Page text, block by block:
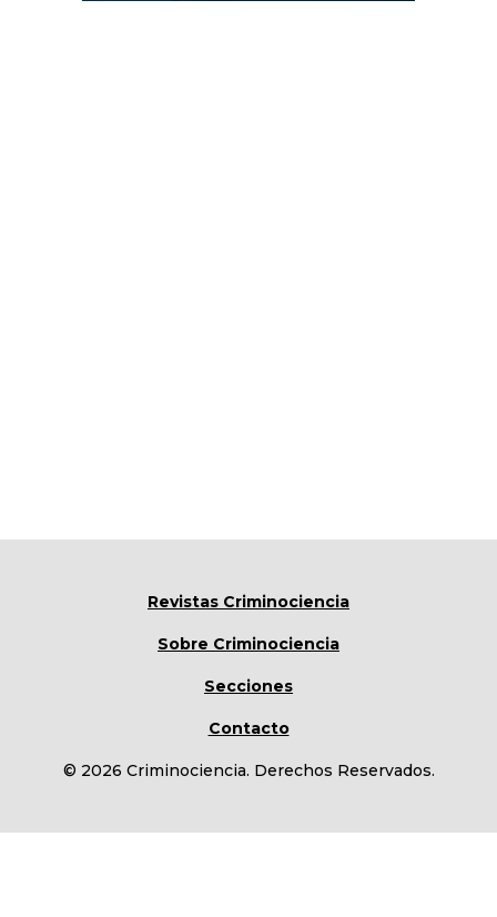
Revistas Criminociencia
Sobre Criminociencia
Secciones
Contacto
© 2026 Criminociencia. Derechos Reservados.